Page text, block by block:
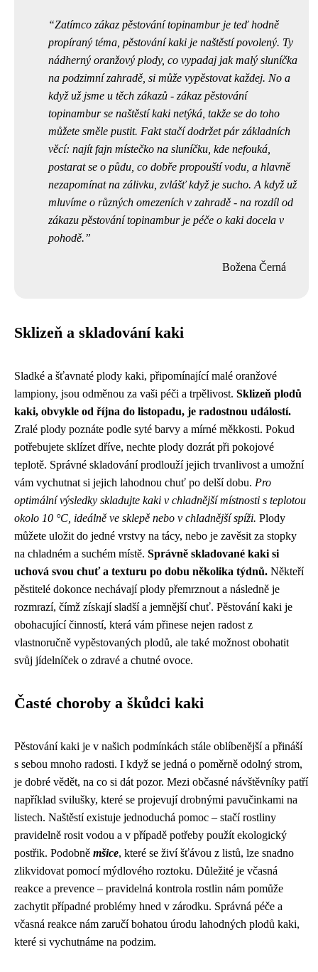
Zatímco zákaz pěstování topinamburje teď hodně
propíraný téma, pěstování kaki je naštěstí povolený. Ty
nádherný oranžový plody, co vypadaj jak malý sluníčka
na podzimní zahradě, si může vypěstovat každej. No a
když už jsme u těch zákazů - zákaz pěstování
topinambur se naštěstí kaki netýká, takže se do toho
můžete směle pustit. Fakt stačí dodržet pár základních
věcí: najít fajn místečko na sluníčku, kde nefouká,
postarat se o půdu, co dobře propouští vodu, a hlavně
nezapomínat na zálivku, zvlášť když je sucho. A když už
mluvíme o různých omezeních v zahradě - na rozdíl od
zákazu pěstování topinambur je péče o kaki docela v
pohodě.
Božena Černá
Sklizeň a skladování kaki
Sladké a šťavnaté plody kaki, připomínající malé oranžové
lampiony, jsou odměnou za vaši péči a trpělivost. Sklizeň plodů
kaki, obvykle od října do listopadu, je radostnou událostí.
Zralé plody poznáte podle syté barvy a mírné měkkosti. Pokud
potřebujete sklízet dříve, nechte plody dozrát při pokojové
teplotě. Správné skladování prodlouží jejich trvanlivost a umožní
vám vychutnat si jejich lahodnou chuť po delší dobu. Pro
optimální výsledky skladujte kaki v chladnější místnosti s teplotou
okolo 10 °C, ideálně ve sklepě nebo v chladnější spíži. Plody
můžete uložit do jedné vrstvy na tácy, nebo je zavěsit za stopky
na chladném a suchém místě. Správně skladované kaki si
uchová svou chuť a texturu po dobu několika týdnů. Někteří
pěstitelé dokonce nechávají plody přemrznout a následně je
rozmrazí, čímž získají sladší a jemnější chuť. Pěstování kaki je
obohacující činností, která vám přinese nejen radost z
vlastnoručně vypěstovaných plodů, ale také možnost obohatit
svůj jídelníček o zdravé a chutné ovoce.
Časté choroby a škůdci kaki
Pěstování kaki je v našich podmínkách stále oblíbenější a přináší
s sebou mnoho radosti. I když se jedná o poměrně odolný strom,
je dobré vědět, na co si dát pozor. Mezi občasné návštěvníky patří
například svilušky, které se projevují drobnými pavučinkami na
listech. Naštěstí existuje jednoduchá pomoc – stačí rostliny
pravidelně rosit vodou a v případě potřeby použít ekologický
postřik. Podobně mšice, které se živí šťávou z listů, lze snadno
zlikvidovat pomocí mýdlového roztoku. Důležité je včasná
reakce a prevence – pravidelná kontrola rostlin nám pomůže
zachytit případné problémy hned v zárodku. Správná péče a
včasná reakce nám zaručí bohatou úrodu lahodných plodů kaki,
které si vychutnáme na podzim.